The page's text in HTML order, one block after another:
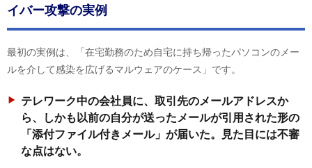
イバー攻撃の実例
最初の実例は、「在宅勤務のため自宅に持ち帰ったパソコンのメー
ルを介して感染を広げるマルウェアのケース」です。
テレワーク中の会社員に、取引先のメールアドレスか
ら、しかも以前の自分が送ったメールが引用された形の
「添付ファイル付きメール」が届いた。見た目には不審
な点はない。